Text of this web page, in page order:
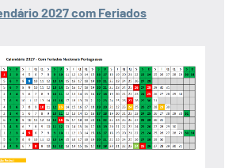
2027 com Feriados